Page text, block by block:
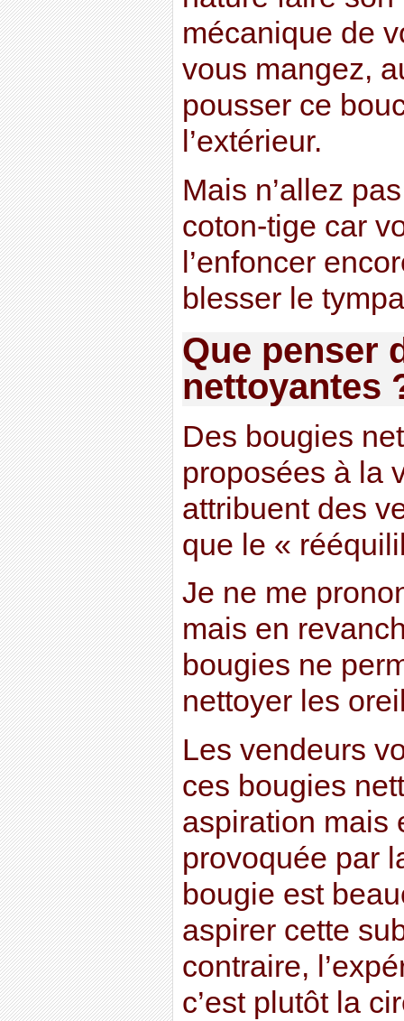
mécanique de
vous mangez,
pousser ce
l’extérieur.
Mais n’allez
coton-tige car
l’enfoncer
blesser le
Que penser
nettoyantes
Des bougies
proposées à la
attribuent des
que le «
Je ne me
mais en
bougies ne
nettoyer les
Les vendeurs
ces bougies
aspiration mais
provoquée par
bougie est
aspirer cette
contraire,
c’est plutôt la